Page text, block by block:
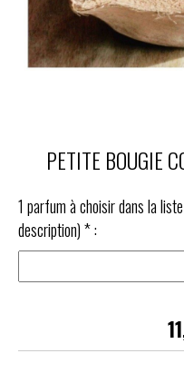
PETITE BOUGIE
1 parfum à choisir dans la
description)*: